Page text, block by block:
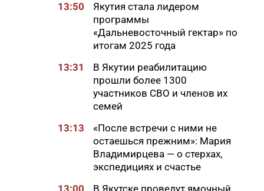
13:50
Якутия стала лидером
программы
«Дальневосточный гектар» по
итогам 2025 года
13:31
В Якутии реабилитацию
прошли более 1300
участников СВО и членов их
семей
13:13
«После встречи с ними не
остаешься прежним»: Мария
Владимирцева — о стерхах,
экспедициях и счастье
13:00
В Якутске проведут ямочный